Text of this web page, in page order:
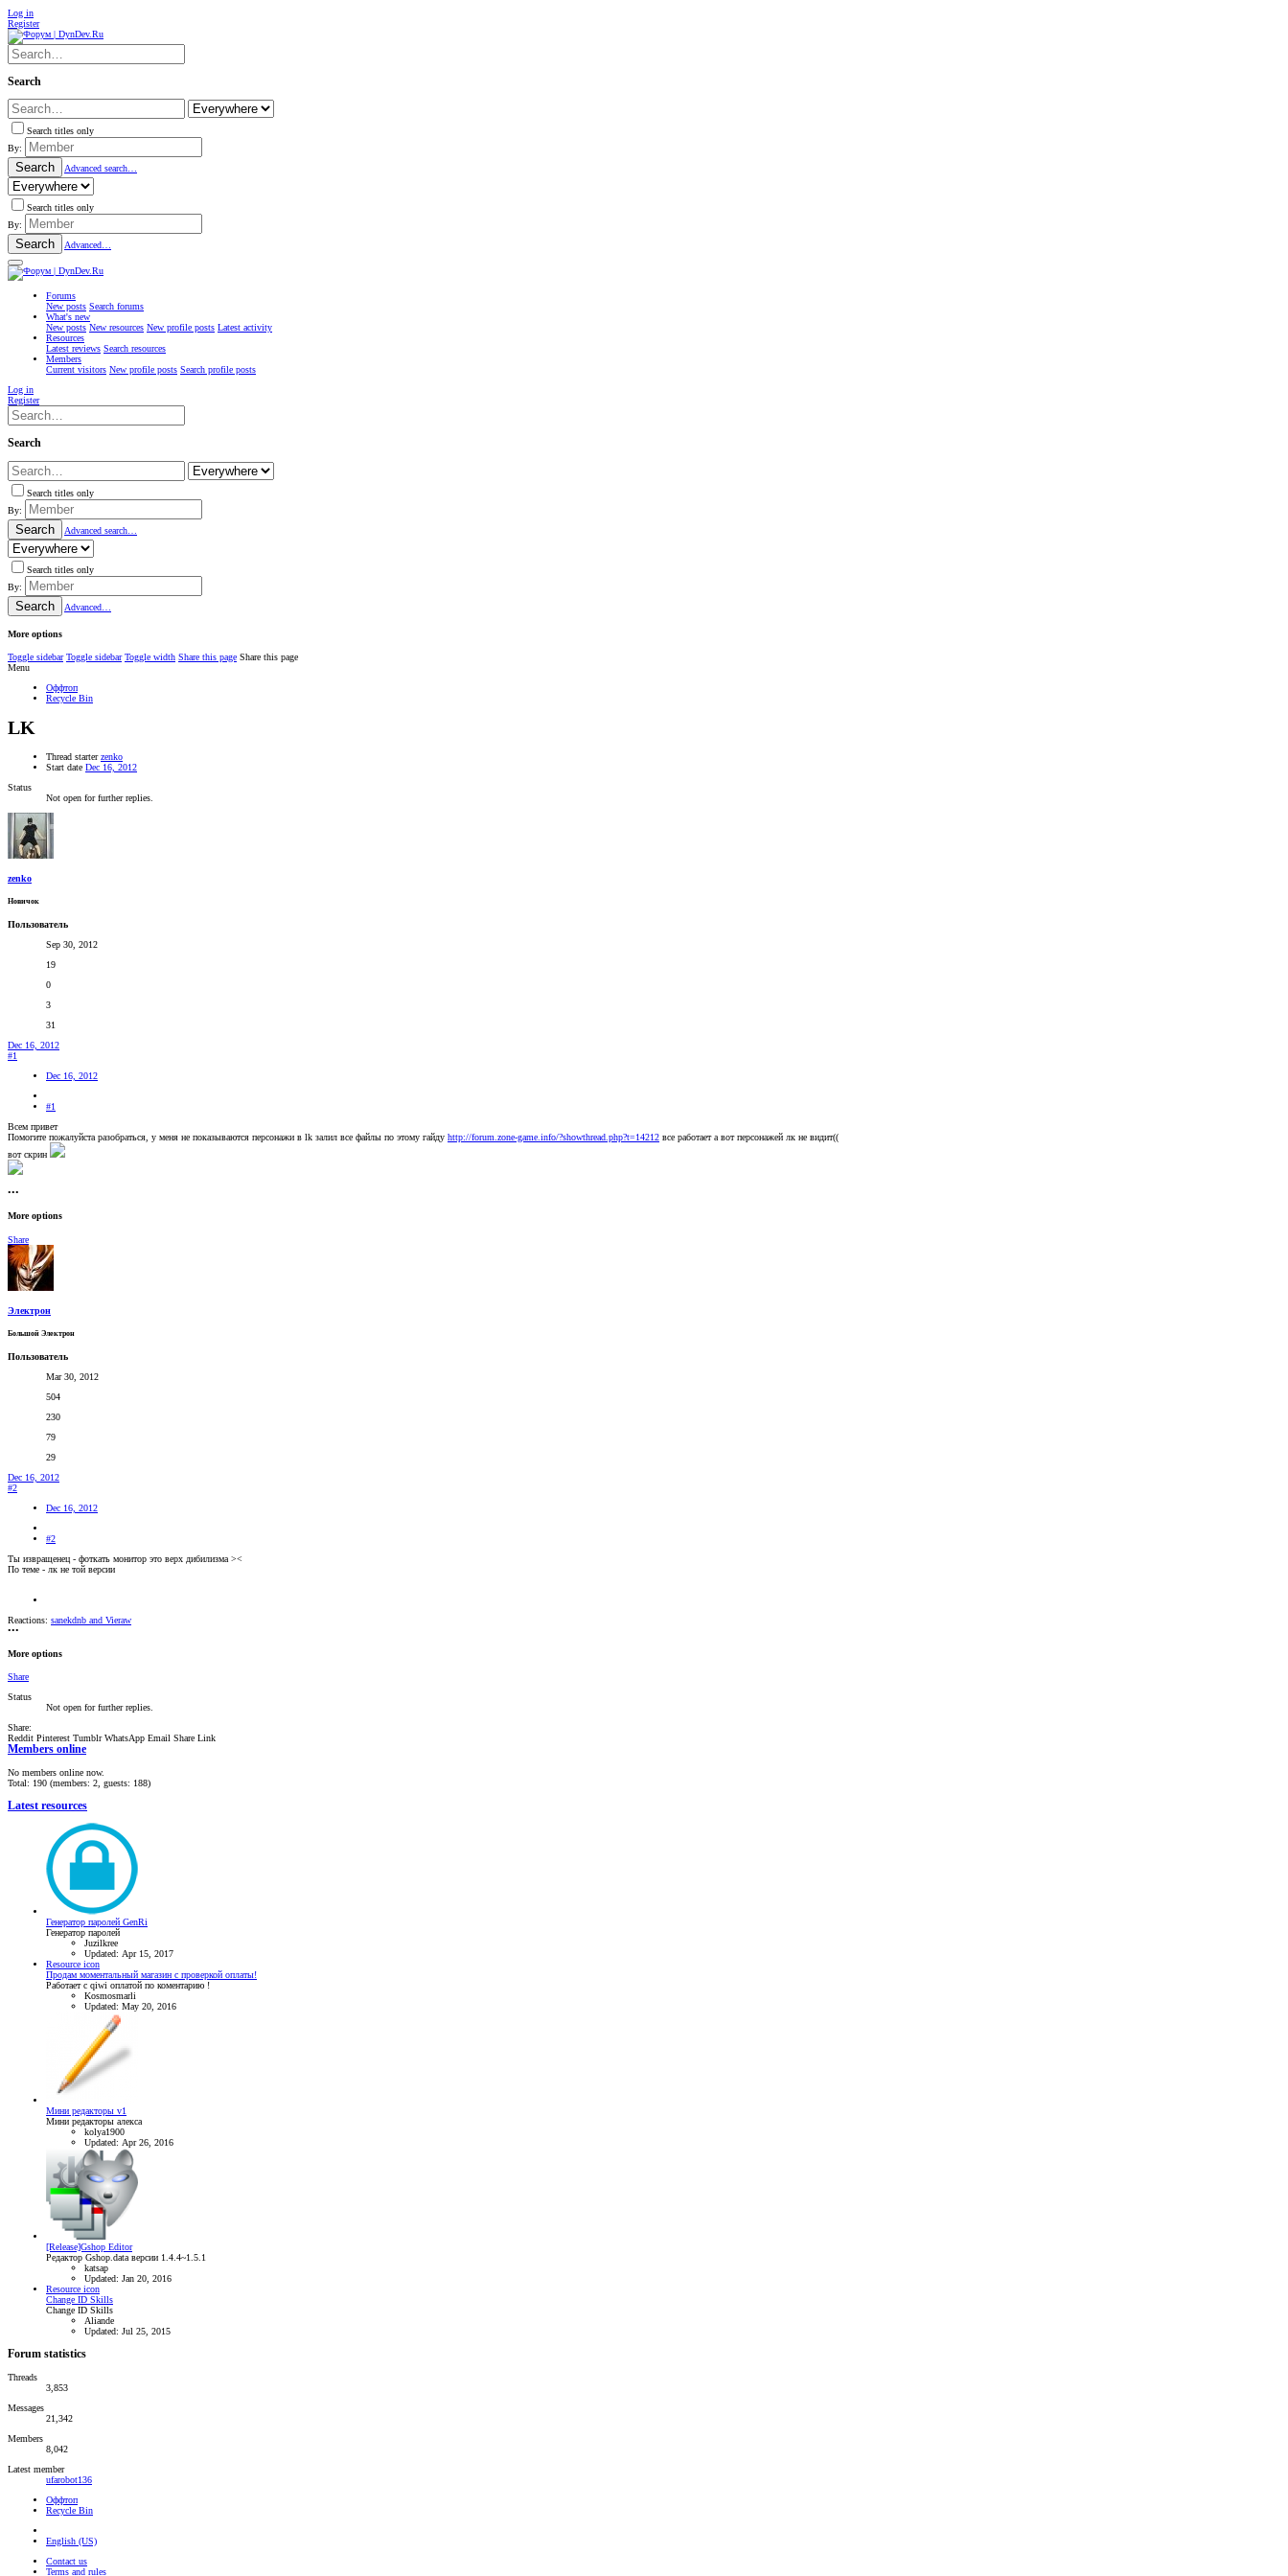
Log in
Register
Search
Search titles only
By:
Search Advanced search…
Search titles only
By:
Search Advanced…
Forums
New posts Search forums
What's new
New posts New resources New profile posts Latest activity
Resources
Latest reviews Search resources
Members
Current visitors New profile posts Search profile posts
Log in
Register
Search
Search titles only
By:
Search Advanced search…
Search titles only
By:
Search Advanced…
More options
Toggle sidebar Toggle sidebar Toggle width Share this page Share this page
Menu
Оффтоп
Recycle Bin
LK
Thread starter zenko
Start date Dec 16, 2012
Status
Not open for further replies.
zenko
Новичок
Пользователь
Sep 30, 2012
19
0
3
31
Dec 16, 2012
#1
Dec 16, 2012
#1
Всем привет
Помогите пожалуйста разобраться, у меня не показываются персонажи в lk залил все файлы по этому гайду http://forum.zone-game.info/?showthread.php?t=14212 все работает а вот персонажей лк не видит((
вот скрин
•••
More options
Share
Электрон
Большой Электрон
Пользователь
Mar 30, 2012
504
230
79
29
Dec 16, 2012
#2
Dec 16, 2012
#2
Ты извращенец - фоткать монитор это верх дибилизма ><
По теме - лк не той версии
Reactions: sanekdnb and Vieraw
•••
More options
Share
Status
Not open for further replies.
Share:
Reddit Pinterest Tumblr WhatsApp Email Share Link
Members online
No members online now.
Total: 190 (members: 2, guests: 188)
Latest resources
Генератор паролей GenRi
Генератор паролей
Juzilkree
Updated: Apr 15, 2017
Resource icon
Продам моментальный магазин с проверкой оплаты!
Работает с qiwi оплатой по коментарию !
Kosmosmarli
Updated: May 20, 2016
Мини редакторы v1
Мини редакторы алекса
kolya1900
Updated: Apr 26, 2016
[Release]Gshop Editor
Редактор Gshop.data версии 1.4.4~1.5.1
katsap
Updated: Jan 20, 2016
Resource icon
Change ID Skills
Change ID Skills
Aliande
Updated: Jul 25, 2015
Forum statistics
Threads
3,853
Messages
21,342
Members
8,042
Latest member
ufarobot136
Оффтоп
Recycle Bin
English (US)
Contact us
Terms and rules